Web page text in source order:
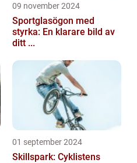
09 november 2024
Sportglasögon med
styrka: En klarare bild av
ditt ...
01 september 2024
Skillspark: Cyklistens